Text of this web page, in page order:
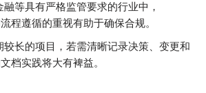
融等具有严格监管要求的行业中，
程遵循的重视有助于确保合规。
较长的项目，若需清晰记录决策、变更和
档实践将大有裨益。